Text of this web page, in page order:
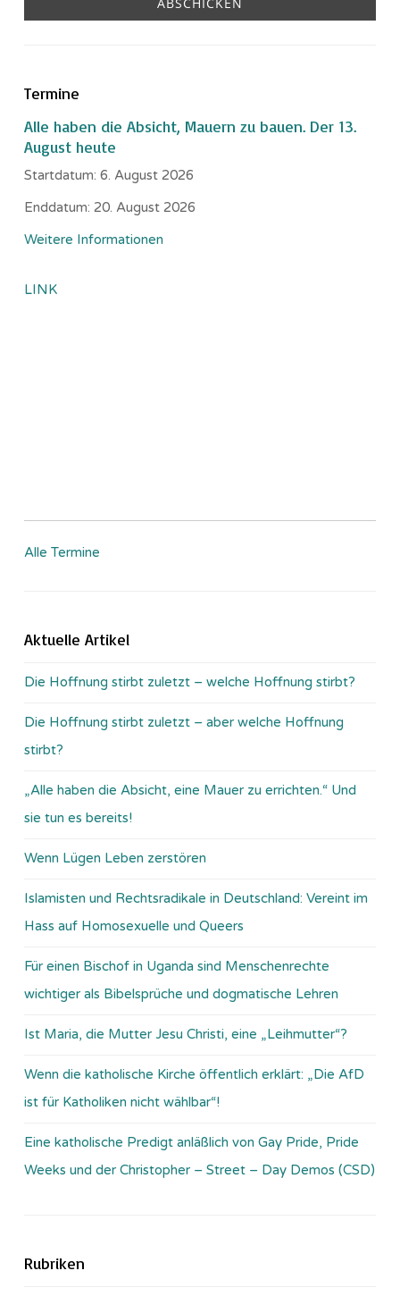
Termine
Alle haben die Absicht, Mauern zu bauen. Der 13.
August heute
Startdatum: 6. August 2026
Enddatum: 20. August 2026
Weitere Informationen
LINK
Alle Termine
Aktuelle Artikel
Die Hoffnung stirbt zuletzt – welche Hoffnung stirbt?
Die Hoffnung stirbt zuletzt – aber welche Hoffnung
stirbt?
„Alle haben die Absicht, eine Mauer zu errichten.“ Und
sie tun es bereits!
Wenn Lügen Leben zerstören
Islamisten und Rechtsradikale in Deutschland: Vereint im
Hass auf Homosexuelle und Queers
Für einen Bischof in Uganda sind Menschenrechte
wichtiger als Bibelsprüche und dogmatische Lehren
Ist Maria, die Mutter Jesu Christi, eine „Leihmutter“?
Wenn die katholische Kirche öffentlich erklärt: „Die AfD
ist für Katholiken nicht wählbar“!
Eine katholische Predigt anläßlich von Gay Pride, Pride
Weeks und der Christopher – Street – Day Demos (CSD)
Rubriken